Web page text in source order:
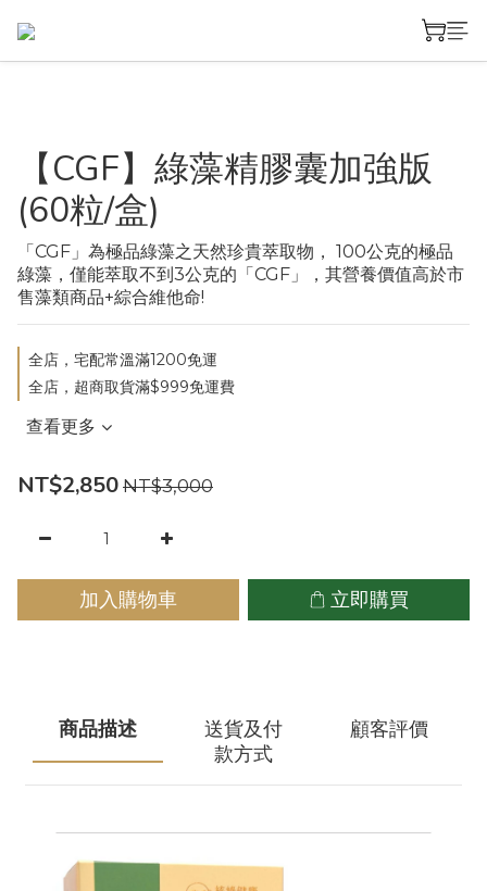
【CGF】綠藻精膠囊加強版
(60粒/盒)
「CGF」為極品綠藻之天然珍貴萃取物， 100公克的極品
綠藻，僅能萃取不到3公克的「CGF」，其營養價值高於市
售藻類商品+綜合維他命!
全店，宅配常溫滿1200免運
全店，超商取貨滿$999免運費
查看更多
NT$2,850 NT$3,000
加入購物車 立即購買
商品描述
送貨及付
款方式
顧客評價